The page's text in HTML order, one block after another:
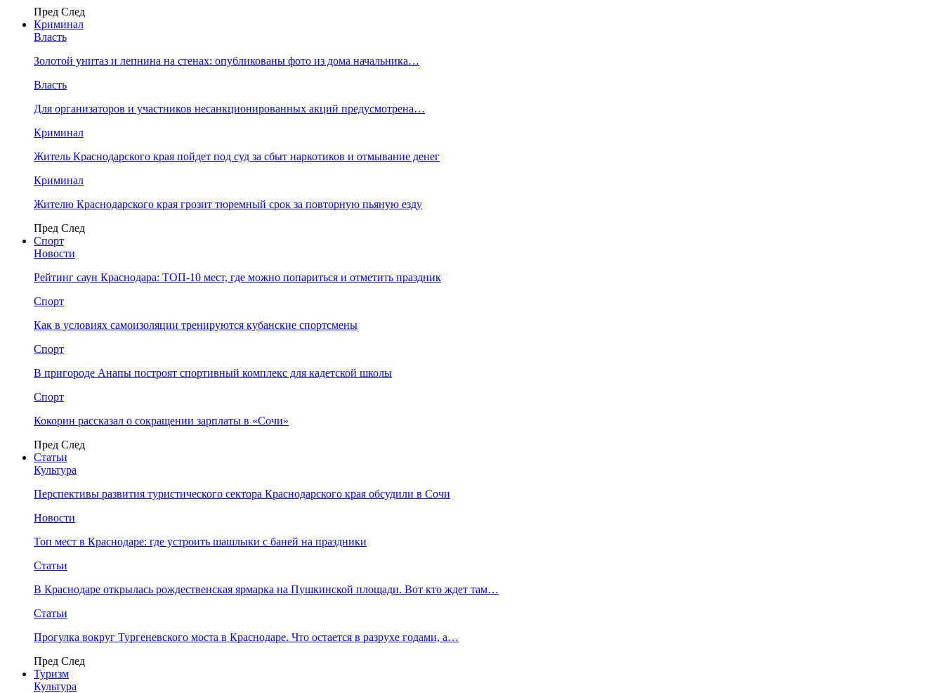
Пред След
Криминал
Власть
​Золотой унитаз и лепнина на стенах: опубликованы фото из дома начальника…
Власть
Для организаторов и участников несанкционированных акций предусмотрена…
Криминал
Житель Краснодарского края пойдет под суд за сбыт наркотиков и отмывание денег
Криминал
Жителю Краснодарского края грозит тюремный срок за повторную пьяную езду
Пред След
Спорт
Новости
Рейтинг саун Краснодара: ТОП-10 мест, где можно попариться и отметить праздник
Спорт
Как в условиях самоизоляции тренируются кубанские спортсмены
Спорт
В пригороде Анапы построят спортивный комплекс для кадетской школы
Спорт
Кокорин рассказал о сокращении зарплаты в «Сочи»
Пред След
Статьи
Культура
Перспективы развития туристического сектора Краснодарского края обсудили в Сочи
Новости
Топ мест в Краснодаре: где устроить шашлыки с баней на праздники
Статьи
В Краснодаре открылась рождественская ярмарка на Пушкинской площади. Вот кто ждет там…
Статьи
Прогулка вокруг Тургеневского моста в Краснодаре. Что остается в разрухе годами, а…
Пред След
Туризм
Культура